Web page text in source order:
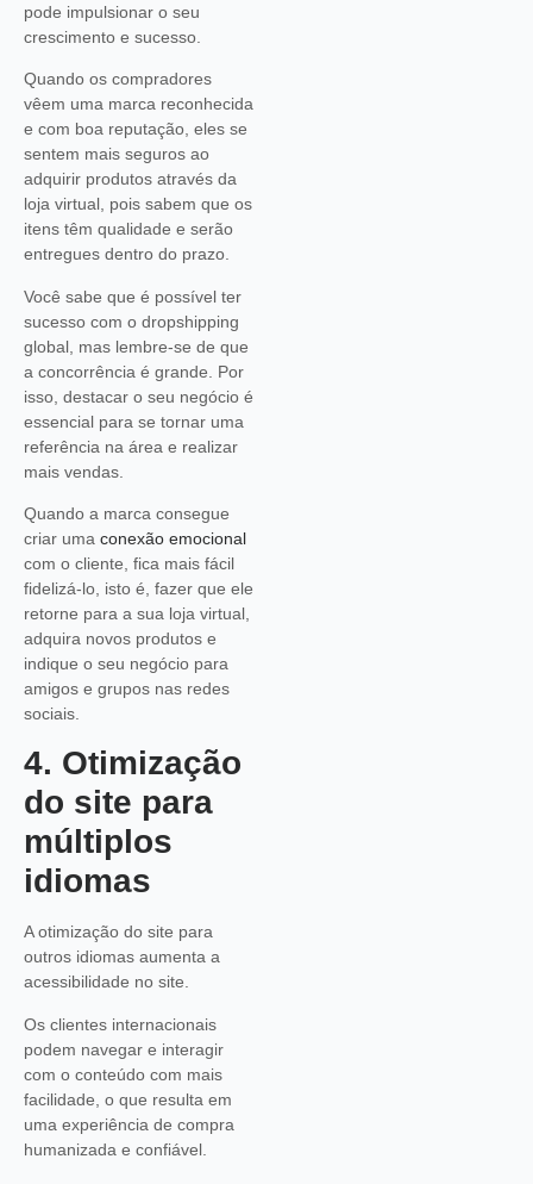
pode impulsionar o seu
crescimento e sucesso.
Quando os compradores
vêem uma marca reconhecida
e com boa reputação, eles se
sentem mais seguros ao
adquirir produtos através da
loja virtual, pois sabem que os
itens têm qualidade e serão
entregues dentro do prazo.
Você sabe que é possível ter
sucesso com o dropshipping
global, mas lembre-se de que
a concorrência é grande. Por
isso, destacar o seu negócio é
essencial para se tornar uma
referência na área e realizar
mais vendas.
Quando a marca consegue
criar uma conexão emocional
com o cliente, fica mais fácil
fidelizá-lo, isto é, fazer que ele
retorne para a sua loja virtual,
adquira novos produtos e
indique o seu negócio para
amigos e grupos nas redes
sociais.
4. Otimização
do site para
múltiplos
idiomas
A otimização do site para
outros idiomas aumenta a
acessibilidade no site.
Os clientes internacionais
podem navegar e interagir
com o conteúdo com mais
facilidade, o que resulta em
uma experiência de compra
humanizada e confiável.